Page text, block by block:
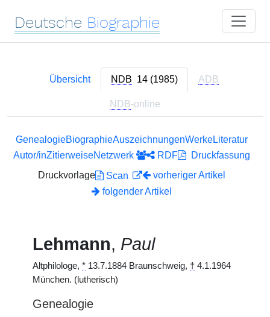
Deutsche Biographie
Übersicht NDB 14 (1985) ADB
NDB-online
GenealogieBiographieAuszeichnungenWerkeLiteratur
Autor/inZitierweiseNetzwerk RDF
Druckfassung
Druckvorlage
Scan
vorheriger Artikel
folgender Artikel
Lehmann, Paul
Altphilologe, * 13.7.1884 Braunschweig, † 4.1.1964
München. (lutherisch)
Genealogie